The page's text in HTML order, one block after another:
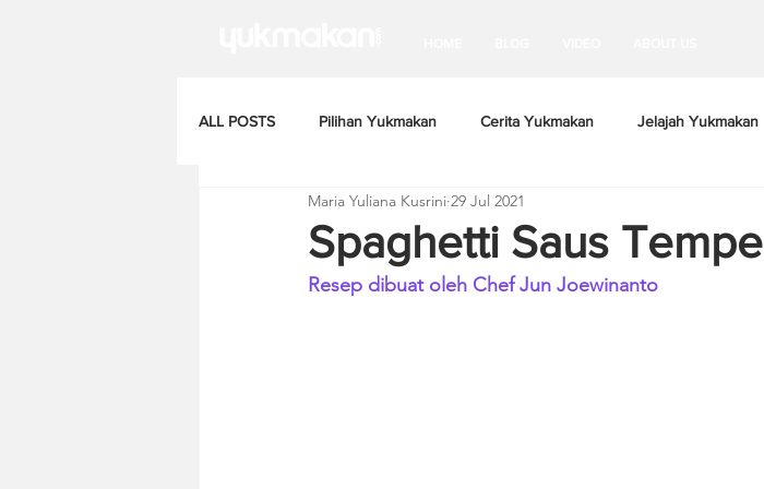
ALL POSTS Pilihan Yukmakan Cerita Yukmakan Jelajah Yukmakan
Spaghetti Saus Tempe
Maria Yuliana Kusrini 29 Jul 2021
Resep dibuat oleh Chef Jun Joewinanto